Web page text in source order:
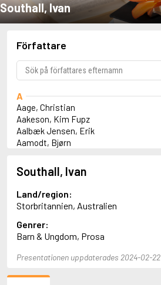
Southall, Ivan
Författare
A
Aage, Christian
Aakeson, Kim Fupz
Aalbæk Jensen, Erik
Aamodt, Bjørn
Abbey, Kieran
Abbot, Anthony
Abbott, John
Abbott, Megan
Abdel-Fattah, Randa
Abdolah, Kader
Abé, Kobo
Abele, Inga
Southall, Ivan
Land/region:
Storbritannien, Australien
Genrer:
Barn & Ungdom, Prosa
Presentationen uppdaterades 2024-02-22